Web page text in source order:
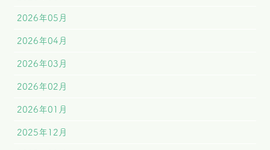
2026年05月
2026年04月
2026年03月
2026年02月
2026年01月
2025年12月